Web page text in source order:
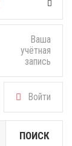
Ваша
учётная
запись
Войти
ПОИСК